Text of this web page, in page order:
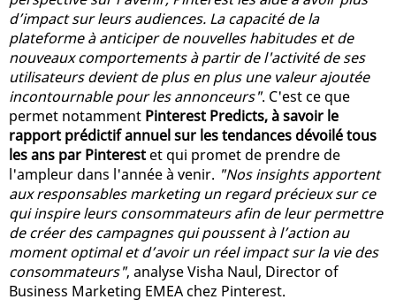
d’impact sur leurs audiences. La capacité de la
plateforme à anticiper de nouvelles habitudes et de
nouveaux comportements à partir de l'activité de ses
utilisateurs devient de plus en plus une valeur ajoutée
incontournable pour les annonceurs". C'est ce que
permet notamment Pinterest Predicts, à savoir le
rapport prédictif annuel sur les tendances dévoilé tous
les ans par Pinterest et qui promet de prendre de
l'ampleur dans l'année à venir. "Nos insights apportent
aux responsables marketing un regard précieux sur ce
qui inspire leurs consommateurs afin de leur permettre
de créer des campagnes qui poussent à l’action au
moment optimal et d’avoir un réel impact sur la vie des
consommateurs", analyse Visha Naul, Director of
Business Marketing EMEA chez Pinterest.